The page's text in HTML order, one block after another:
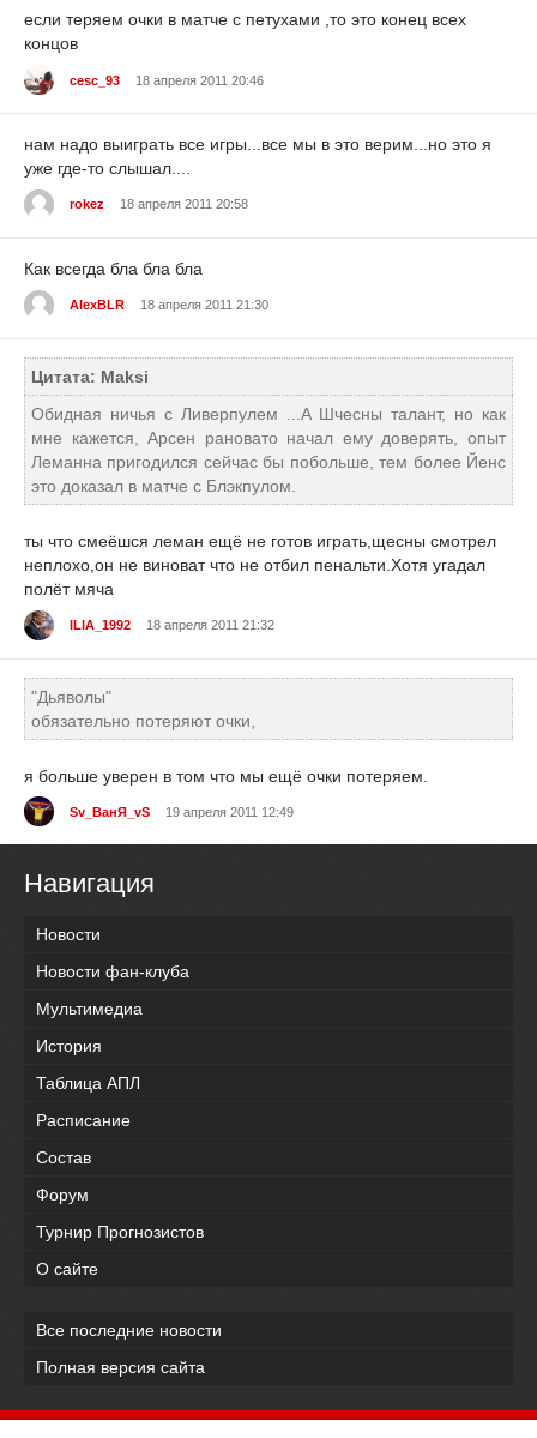
если теряем очки в матче с петухами ,то это конец всех
концов
cesc_93 18 апреля 2011 20:46
нам надо выиграть все игры...все мы в это верим...но это я
уже где-то слышал....
rokez 18 апреля 2011 20:58
Как всегда бла бла бла
AlexBLR 18 апреля 2011 21:30
Цитата: Maksi
Обидная ничья с Ливерпулем ...А Шчесны талант, но как
мне кажется, Арсен рановато начал ему доверять, опыт
Леманна пригодился сейчас бы побольше, тем более Йенс
это доказал в матче с Блэкпулом.
ты что смеёшся леман ещё не готов играть,щесны смотрел
неплохо,он не виноват что не отбил пенальти.Хотя угадал
полёт мяча
ILIA_1992 18 апреля 2011 21:32
"Дьяволы"
обязательно потеряют очки,
я больше уверен в том что мы ещё очки потеряем.
Sv_ВанЯ_vS 19 апреля 2011 12:49
Навигация
Новости
Новости фан-клуба
Мультимедиа
История
Таблица АПЛ
Расписание
Состав
Форум
Турнир Прогнозистов
О сайте
Все последние новости
Полная версия сайта